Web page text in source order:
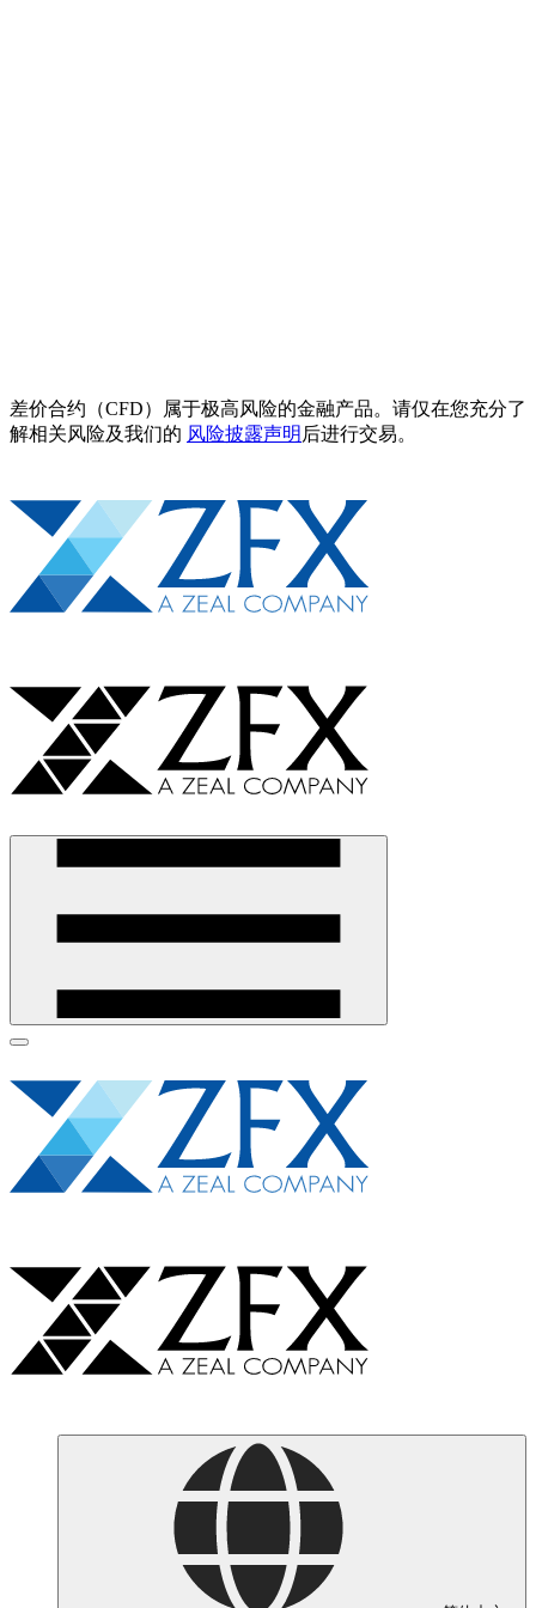
差价合约（CFD）属于极高风险的金融产品。请仅在您充分了
解相关风险及我们的 风险披露声明 后进行交易。